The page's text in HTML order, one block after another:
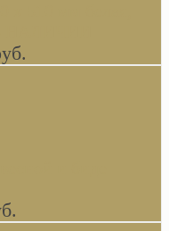
x 510 мм белая,
НАЛИЧИИ